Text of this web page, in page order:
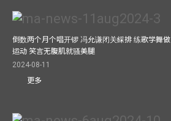
倒数两个月个唱开锣 冯允谦闭关綵排 练歌学舞做
运动 笑言无腹肌就骚美腿
2024-08-11
更多